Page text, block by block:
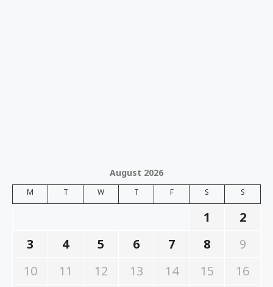
August 2026
M T W T F S S
1
2
3
4 5 6 7 8
9
10
11 12 13 14 15
16